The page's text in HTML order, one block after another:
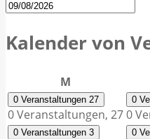
Kalender von
M
0 Veranstaltungen 27
0 Veranstaltungen, 27
0
0
0 Veranstaltungen 3 0